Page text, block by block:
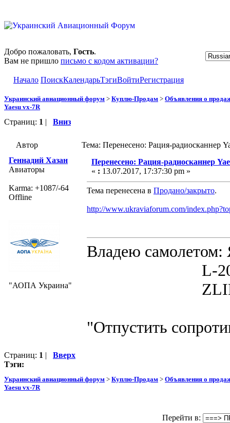
Добро пожаловать, Гость.
Вам не пришло письмо с кодом активации?
Начало ПоискКалендарьТэгиВойтиРегистрация
Украинский авиационный форум > Куплю-Продам > Объявления о
Yaesu vx-7R
Страниц: 1 | Вниз
Автор
Тема: Перенесено: Рация-радиосканнер
Геннадий Хазан
Авиаторы
Karma: +1087/-64
Offline
"АОПА Украина"
Перенесено: Рация-радиосканнер
« : 13.07.2017, 17:37:30 pm »
Тема перенесена в Продано/закрыто.
http://www.ukraviaforum.com/
Владею
L-200D
ZLIN 526
"Отпустить
Страниц: 1 | Вверх
Тэги:
Украинский авиационный форум > Куплю-Продам > Объявления о
Yaesu vx-7R
Перейти в: